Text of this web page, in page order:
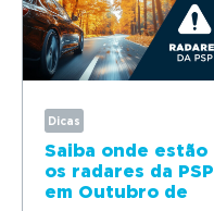
Dicas
Saiba onde estão
os radares da PSP
em Outubro de